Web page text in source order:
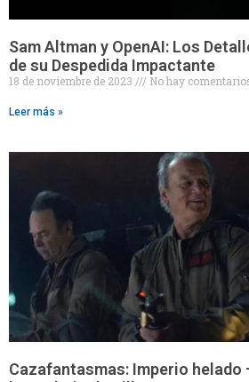
Sam Altman y OpenAI: Los
de su Despedida Impactante
18 de noviembre de 2023 No hay
Leer más »
Cazafantasmas: Imperio helado